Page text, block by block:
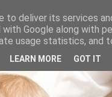
to deliver its services
with Google along with
usage statistics, and
LEARN MORE GOT IT